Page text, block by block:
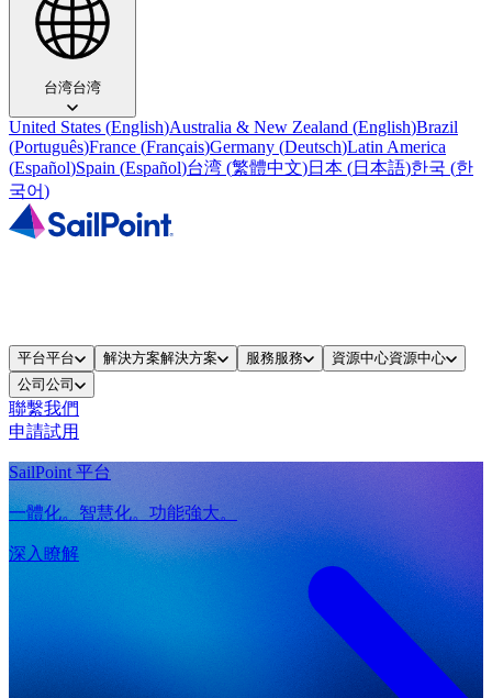
台湾台湾
United States (English)Australia & New Zealand (English)Brazil
(Português)France (Français)Germany (Deutsch)Latin America
(Español)Spain (Español)台湾 (繁體中文)日本 (日本語)한국 (한
국어)
平台平台 解決方案解決方案 服務服務 資源中心資源中心
公司 公司
聯繫我們
申請試用
SailPoint 平台
一體化。智慧化。功能強大。
深入瞭解